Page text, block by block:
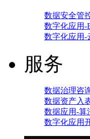
数据安全管
数字化应用-
数字化应用-
服务
数据治理咨
数据资产入
数据应用-算
数字化应用